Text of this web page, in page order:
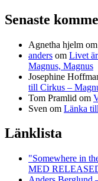
Senaste
Agnetha hjelm om
anders om Livet
Magnus, Magnus
Josephine
till Cirkus –
Tom Pramlid om
Sven om Länka
Länklista
"Somewhere in
MED